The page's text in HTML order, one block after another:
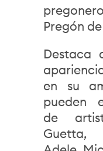
Pregón
Destaca
en su
pueden
de
Guetta,